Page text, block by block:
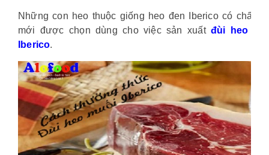
Những con heo thuộc giống heo đen Iberico có chất
mới được chọn dùng cho việc sản xuấtđùi heo
Iberico.